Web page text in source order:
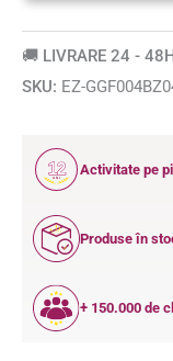
🚚 LIVRARE 24 -
SKU: EZ-
12
ANI
Activitate pe
Produse în
+ 150.000 de